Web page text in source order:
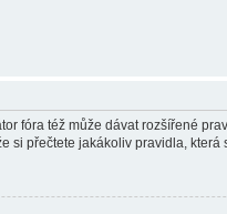
fóra též může dávat rozšířené
si přečtete jakákoliv pravidla, která